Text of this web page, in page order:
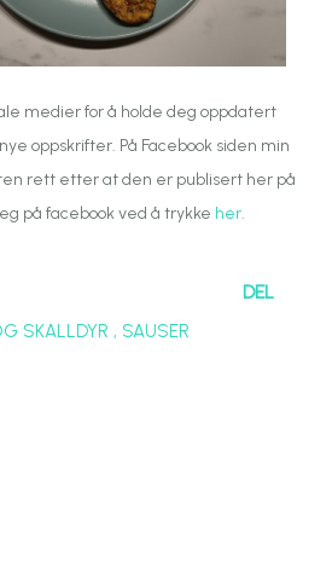
medier for å holde deg oppdatert
oppskrifter. På Facebook siden min
rett etter at den er publisert her på
på facebook ved å trykke her.
SKALLDYR SAUSER
DEL